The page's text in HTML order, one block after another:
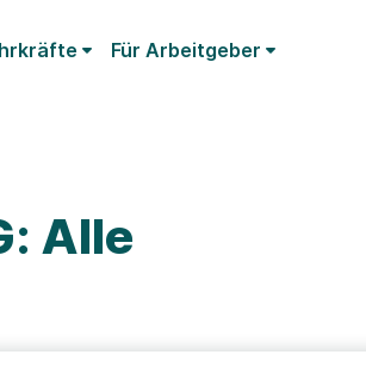
Für Arbeitgeber
Alle